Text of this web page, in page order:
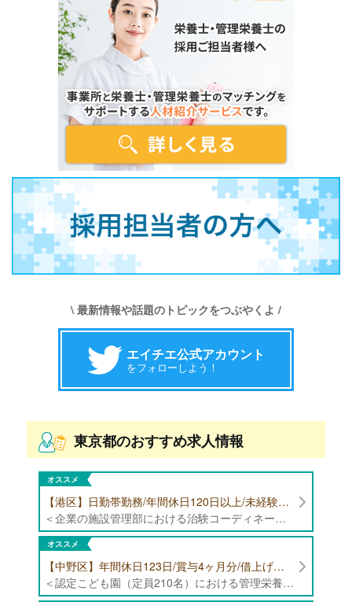
\ 最新情報や話題のトピックをつぶやくよ /
エイチエ公式アカウント
をフォローしよう！
東京都のおすすめ求人情報
オススメ
【港区】日勤帯勤務/年間休日120日以上/未経験者歓迎/健康食品の臨床試験に携わる管理栄養士・栄養士の治験コーディネーター募集！
＜企業の施設管理部における治験コーディネーター業務全般＞ ・健康食品の臨床試験に伴う指導 ・スケジュール調整等の被験者管理 ・データ収集、書類作成 ・医療機関にて被験者への説明や誘導 ・栄養指導、栄養計算
オススメ
【中野区】年間休日123日/賞与4ヶ月分/借上げ住宅制度あり 認定こども園（定員210名）にて管理栄養士・栄養士募集！
＜認定こども園（定員210名）における管理栄養士・栄養士業務全般＞ ・管理栄養士、栄養士業務全般